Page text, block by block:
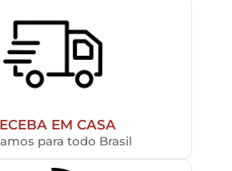
EM CASA
para todo Brasil